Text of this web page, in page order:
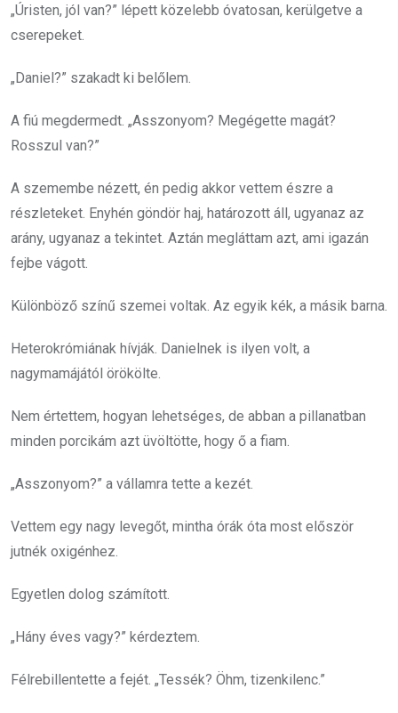
„Úristen, jól van?” lépett közelebb óvatosan, kerülgetve a
cserepeket.
„Daniel?” szakadt ki belőlem.
A fiú megdermedt. „Asszonyom? Megégette magát?
Rosszul van?”
A szemembe nézett, én pedig akkor vettem észre a
részleteket. Enyhén göndör haj, határozott áll, ugyanaz az
arány, ugyanaz a tekintet. Aztán megláttam azt, ami igazán
fejbe vágott.
Különböző színű szemei voltak. Az egyik kék, a másik barna.
Heterokrómiának hívják. Danielnek is ilyen volt, a
nagymamájától örökölte.
Nem értettem, hogyan lehetséges, de abban a pillanatban
minden porcikám azt üvöltötte, hogy ő a fiam.
„Asszonyom?” a vállamra tette a kezét.
Vettem egy nagy levegőt, mintha órák óta most először
jutnék oxigénhez.
Egyetlen dolog számított.
„Hány éves vagy?” kérdeztem.
Félrebillentette a fejét. „Tessék? Öhm, tizenkilenc.”